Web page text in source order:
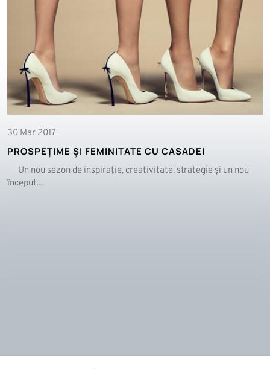
30 Mar 2017
PROSPEȚIME ȘI FEMINITATE CU CASADEI
Un nou sezon de inspirație, creativitate, strategie și un nou
început....